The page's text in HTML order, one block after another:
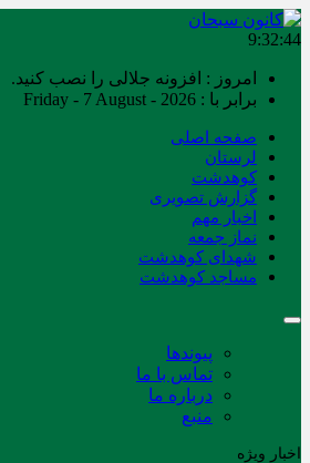
9:32:44
امروز : افزونه جلالی را نصب کنید.
برابر با : Friday - 7 August - 2026
صفحه اصلی
لرستان
کوهدشت
گزارش تصویری
اخبار مهم
نماز جمعه
شهدای کوهدشت
مساجد کوهدشت
پیوندها
تماس با ما
درباره ما
منبع
اخبار ویژه